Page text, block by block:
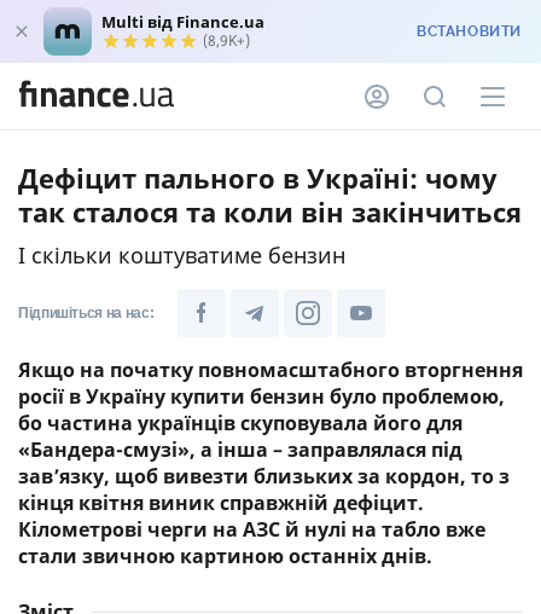
Multi від Finance.ua
(8,9K+) ВСТАНОВИТИ
Дефіцит пального в Україні: чому
так сталося та коли він закінчиться
І скільки коштуватиме бензин
Підпишіться на нас:
Якщо на початку повномасштабного вторгнення
росії в Україну купити бензин було проблемою,
бо частина українців скуповувала його для
«Бандера-смузі», а інша – заправлялася під
зав’язку, щоб вивезти близьких за кордон, то з
кінця квітня виник справжній дефіцит.
Кілометрові черги на АЗС й нулі на табло вже
стали звичною картиною останніх днів.